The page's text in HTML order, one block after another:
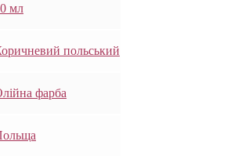
мл
польський
фарба